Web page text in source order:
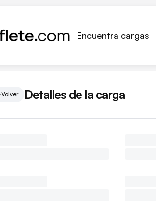
Encuentra cargas
Volver Detalles de la carga